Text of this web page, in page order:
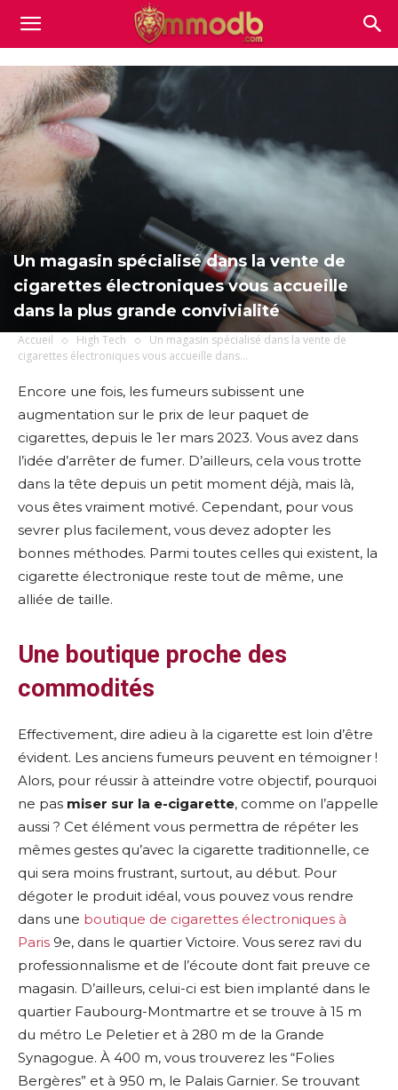
Mmodb.com
Un magasin spécialisé dans la vente de
cigarettes électroniques vous accueille
dans la plus grande convivialité
Accueil High Tech
Un magasin spécialisé dans la vente de
cigarettes électroniques vous accueille dans...
Encore une fois, les fumeurs subissent une
augmentation sur le prix de leur paquet de
cigarettes, depuis le 1er mars 2023. Vous avez dans
l’idée d’arrêter de fumer. D’ailleurs, cela vous trotte
dans la tête depuis un petit moment déjà, mais là,
vous êtes vraiment motivé. Cependant, pour vous
sevrer plus facilement, vous devez adopter les
bonnes méthodes. Parmi toutes celles qui existent, la
cigarette électronique reste tout de même, une
alliée de taille.
Une boutique proche des
commodités
Effectivement, dire adieu à la cigarette est loin d’être
évident. Les anciens fumeurs peuvent en témoigner !
Alors, pour réussir à atteindre votre objectif, pourquoi
ne pas miser sur la e-cigarette, comme on l’appelle
aussi ? Cet élément vous permettra de répéter les
mêmes gestes qu’avec la cigarette traditionnelle, ce
qui sera moins frustrant, surtout, au début. Pour
dégoter le produit idéal, vous pouvez vous rendre
dans une boutique de cigarettes électroniques à
Paris 9e, dans le quartier Victoire. Vous serez ravi du
professionnalisme et de l’écoute dont fait preuve ce
magasin. D’ailleurs, celui-ci est bien implanté dans le
quartier Faubourg-Montmartre et se trouve à 15 m
du métro Le Peletier et à 280 m de la Grande
Synagogue. À 400 m, vous trouverez les “Folies
Bergères” et à 950 m, le Palais Garnier. Se trouvant